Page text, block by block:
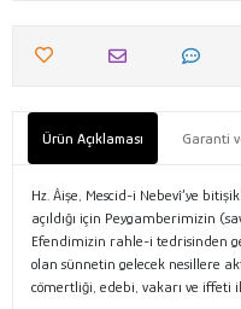
Ürün Açıklaması Garanti
Hz. Âişe, Mescid-i Nebevî’ye
açıldığı için Peygamberimizin
Efendimizin rahle-i tedrisinden
olan sünnetin gelecek nesillere
cömertliği, edebi, vakarı ve iffeti